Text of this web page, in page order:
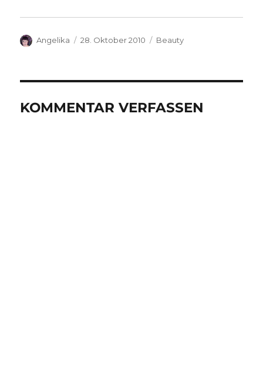
Autor
Angelika
Veröffentlicht
28. Oktober 2010 Kategorien
Beauty
KOMMENTAR VERFASSEN